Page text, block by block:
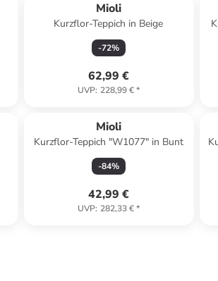
Mioli
Kurzflor-Teppich in Beige
-72%
62,99 €
UVP: 228,99 €*
Mioli
Kurzflor-Teppich "W1077" in Bunt
-84%
42,99 €
UVP: 282,33 €*